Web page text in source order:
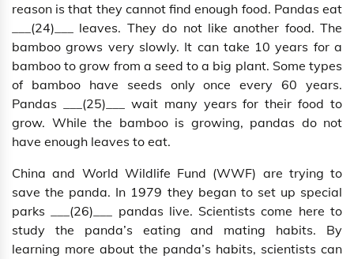
reason is that they cannot find enough food. Pandas eat
___(24)___ leaves. They do not like another food. The
bamboo grows very slowly. It can take 10 years for a
bamboo to grow from a seed to a big plant. Some types
of bamboo have seeds only once every 60 years.
Pandas ___(25)___ wait many years for their food to
grow. While the bamboo is growing, pandas do not
have enough leaves to eat.
China and World Wildlife Fund (WWF) are trying to
save the panda. In 1979 they began to set up special
parks ___(26)___ pandas live. Scientists come here to
study the panda’s eating and mating habits. By
learning more about the panda’s habits, scientists can